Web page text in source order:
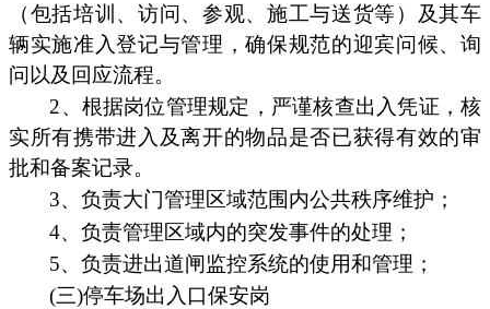
（包括培训、访问、参观、施工与送货等）及其车
辆实施准入登记与管理，确保规范的迎宾问候、询
问以及回应流程。
2、根据岗位管理规定，严谨核查出入凭证，核
实所有携带进入及离开的物品是否已获得有效的审
批和备案记录。
3、负责大门管理区域范围内公共秩序维护；
4、负责管理区域内的突发事件的处理；
5、负责进出道闸监控系统的使用和管理；
(三)停车场出入口保安岗